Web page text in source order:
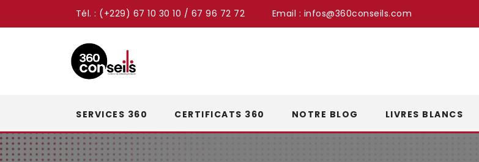
Tél. : (+229) 67 10 30 10 / 67 96 72 72 Email : infos@360conseils.com
content
SERVICES 360 CERTIFICATS 360 NOTRE BLOG LIVRES BLANCS